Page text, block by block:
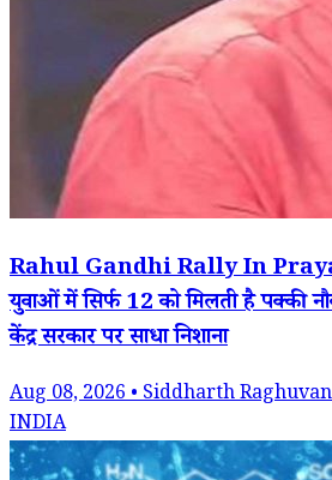
Rahul Gandhi Rally In
युवाओं में सिर्फ 12 को मिलती है पक्की
केंद्र सरकार पर साधा निशाना
Aug 08, 2026 • Siddharth
INDIA